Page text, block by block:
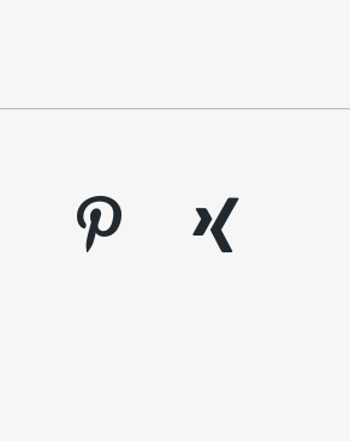
pinterest
xing